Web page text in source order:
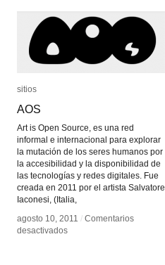
sitios
AOS
Art is Open Source, es una red
informal e internacional para explorar
la mutación de los seres humanos por
la accesibilidad y la disponibilidad de
las tecnologías y redes digitales. Fue
creada en 2011 por el artista Salvatore
Iaconesi, (Italia,
agosto 10, 2011 / Comentarios
desactivadosen
sitios
AOS
agosto 10, 2011 / Comentarios
desactivadosen